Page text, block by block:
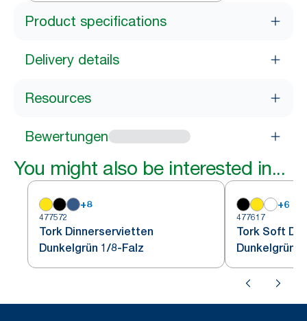
Product specifications
Delivery details
Resources
Bewertungen
You might also be interested in...
+8
477572
Tork Dinnerservietten
Dunkelgrün 1/8-Falz
+6
477617
Tork Soft
Dunkelgrün